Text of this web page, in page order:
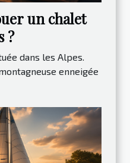
un chalet
?
dans les Alpes.
enneigée